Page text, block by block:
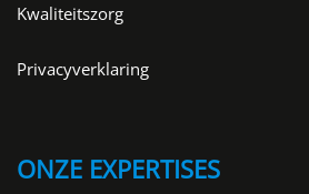
Kwaliteitszorg
Privacyverklaring
ONZE EXPERTISES